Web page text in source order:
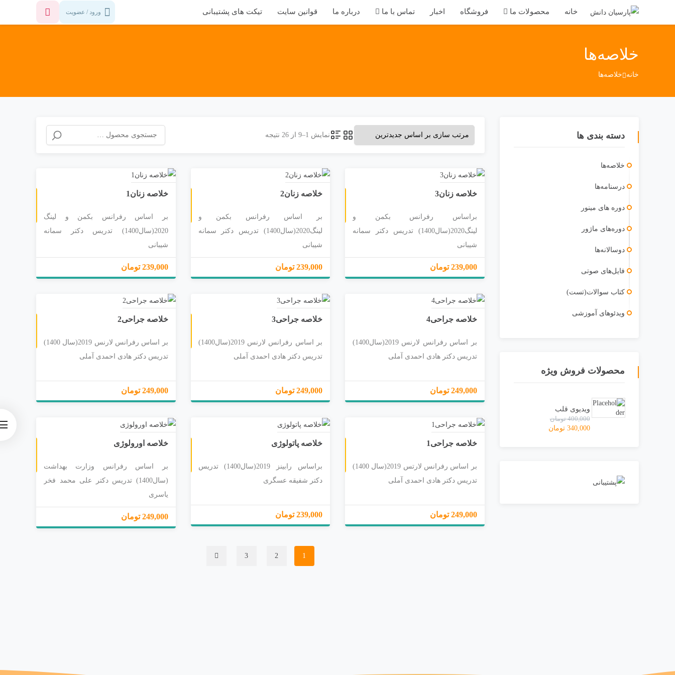
خانه محصولات ما فروشگاه اخبار تماس با ما درباره ما قوانین سایت تیکت های پشتیبانی ورود / عضویت
خلاصه‌ها
خانه خلاصه‌ها
نمایش 1–9 از 26 نتیجه
خلاصه زنان3
براساس رفرانس بکمن و
لینگ2020(سال1400) تدریس دکتر سمانه
شیبانی
239,000 تومان
خلاصه زنان2
بر اساس رفرانس بکمن و
لینگ2020(سال1400) تدریس دکتر سمانه
شیبانی
239,000 تومان
خلاصه زنان1
بر اساس رفرانس بکمن و لینگ
2020(سال1400) تدریس دکتر سمانه
شیبانی
239,000 تومان
خلاصه جراحی4
بر اساس رفرانس لارنس 2019(سال1400)
تدریس دکتر هادی احمدی آملی
249,000 تومان
خلاصه جراحی3
بر اساس رفرانس لارنس 2019(سال1400)
تدریس دکتر هادی احمدی آملی
249,000 تومان
خلاصه جراحی2
بر اساس رفرانس لارنس 2019(سال 1400)
تدریس دکتر هادی احمدی آملی
249,000 تومان
خلاصه جراحی1
بر اساس رفرانس لارتس 2019(سال 1400)
تدریس دکتر هادی احمدی آملی
249,000 تومان
خلاصه پاتولوژی
براساس رابینز 2019(سال1400) تدریس
دکتر شفیقه عسگری
239,000 تومان
خلاصه اورولوژی
بر اساس رفرانس وزارت بهداشت
(سال1400) تدریس دکتر علی محمد فخر
یاسری
249,000 تومان
1
2
3
دسته بندی ها
خلاصه‌ها
درسنامه‌ها
دوره ‎های مینور
دوره‌های ماژور
دوسالانه‌ها
فایل‌های صوتی
کتاب سوالات(تست)
ویدئو‌های آموزشی
محصولات فروش ویژه
ویدیوی قلب
400,000 تومان
340,000 تومان